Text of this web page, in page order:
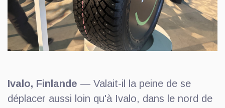
Ivalo, Finlande — Valait-il la peine de se
déplacer aussi loin qu'à Ivalo, dans le nord de